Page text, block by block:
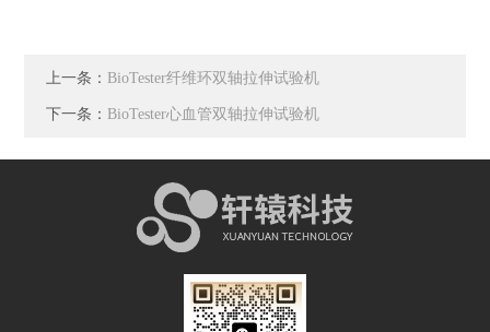
上一条： BioTester纤维环双轴拉伸试验机
下一条： BioTester心血管双轴拉伸试验机